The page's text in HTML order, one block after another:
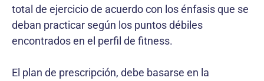
total de ejercicio de acuerdo con los énfasis que se
deban practicar según los puntos débiles
encontrados en el perfil de fitness.
El plan de prescripción, debe basarse en la